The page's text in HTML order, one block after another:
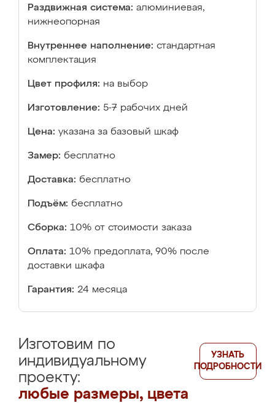
Раздвижная система: алюминиевая,
нижнеопорная
Внутреннее наполнение: стандартная
комплектация
Цвет профиля: на выбор
Изготовление: 5-7 рабочих дней
Цена: указана за базовый шкаф
Замер: бесплатно
Доставка: бесплатно
Подъём: бесплатно
Сборка: 10% от стоимости заказа
Оплата: 10% предоплата, 90% после
доставки шкафа
Гарантия: 24 месяца
Изготовим по
индивидуальному
проекту:
любые размеры, цвета
УЗНАТЬ
ПОДРОБНОСТИ